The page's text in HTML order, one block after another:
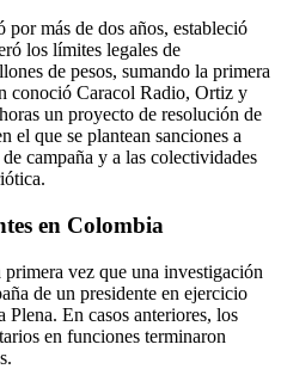
más de dos años, estableció
los límites legales de
de pesos, sumando la primera
conoció Caracol Radio, Ortiz y
un proyecto de resolución de
el que se plantean sanciones a
campaña y a las colectividades
en Colombia
vez que una investigación
de un presidente en ejercicio
Plena. En casos anteriores, los
en funciones terminaron